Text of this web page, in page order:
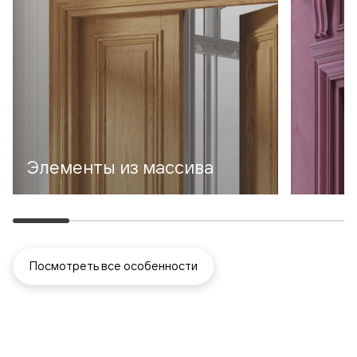
Элементы из массива
Посмотреть все особенности